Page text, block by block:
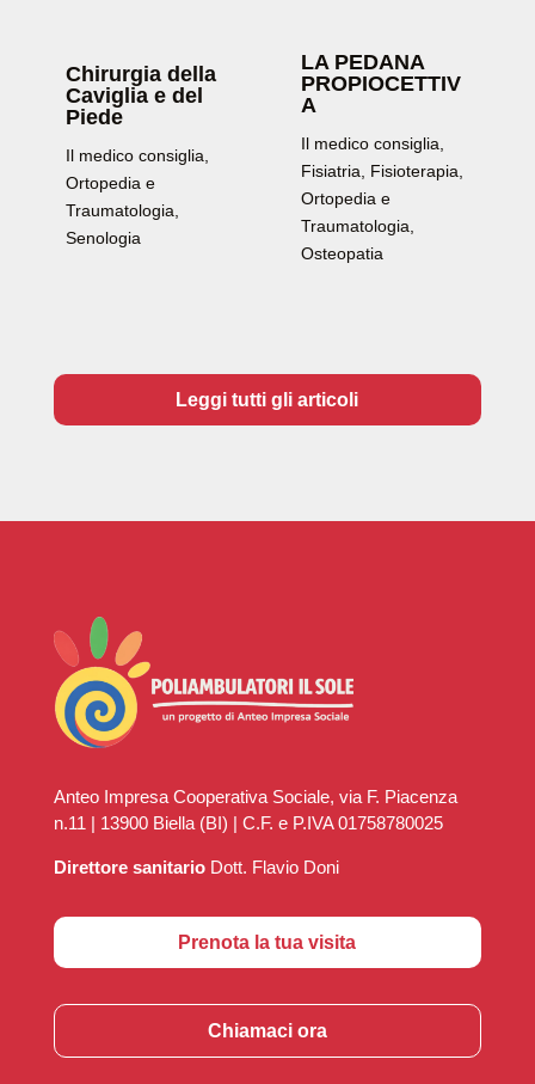
Chirurgia della
Caviglia e del
Piede
Il medico consiglia
Ortopedia e
Traumatologia
Senologia
LA PEDANA
PROPIOCETTIV
A
Il medico consiglia,
Fisiatria, Fisioterapia,
Ortopedia e
Traumatologia,
Osteopatia
Leggi tutti gli articoli
Anteo Impresa Cooperativa Sociale, via F. Piacenza
n.11 | 13900 Biella (BI) | C.F. e P.IVA 01758780025
Direttore sanitario Dott. Flavio Doni
Prenota la tua visita
Chiamaci ora